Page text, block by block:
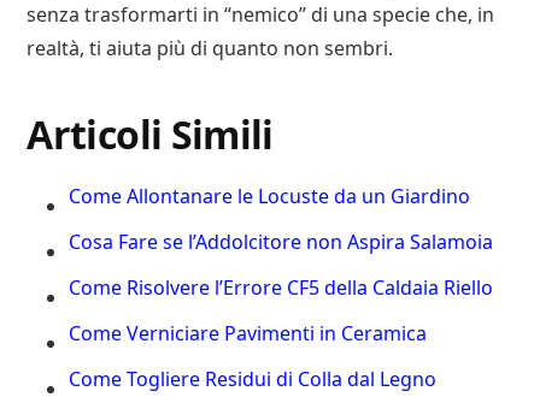
senza trasformarti in “nemico” di una specie che, in
realtà, ti aiuta più di quanto non sembri.
Articoli Simili
Come Allontanare le Locuste da un Giardino
Cosa Fare se l’Addolcitore non Aspira Salamoia
Come Risolvere l’Errore CF5 della Caldaia Riello
Come Verniciare Pavimenti in Ceramica
Come Togliere Residui di Colla dal Legno​